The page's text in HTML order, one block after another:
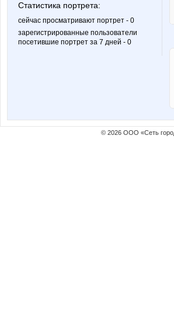
Статистика портрета:
сейчас просматривают портрет - 0
зарегистрированные пользователи
посетившие портрет за 7 дней - 0
© 2026 ООО «Сеть